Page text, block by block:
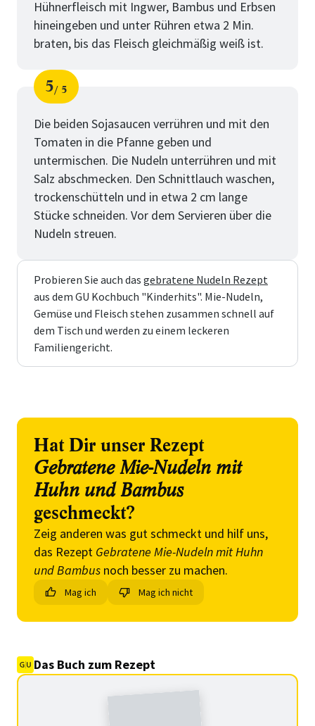
Hühnerfleisch mit Ingwer, Bambus und Erbsen
hineingeben und unter Rühren etwa 2 Min.
braten, bis das Fleisch gleichmäßig weiß ist.
Schritt
5
von
5
Die beiden Sojasaucen verrühren und mit den
Tomaten in die Pfanne geben und
untermischen. Die Nudeln unterrühren und mit
Salz abschmecken. Den Schnittlauch waschen,
trockenschütteln und in etwa 2 cm lange
Stücke schneiden. Vor dem Servieren über die
Nudeln streuen.
Probieren Sie auch das gebratene Nudeln Rezept
aus dem GU Kochbuch "Kinderhits". Mie-Nudeln,
Gemüse und Fleisch stehen zusammen schnell auf
dem Tisch und werden zu einem leckeren
Familiengericht.
Hat Dir unser Rezept
Gebratene Mie-Nudeln mit
Huhn und Bambus
geschmeckt?
Zeig anderen was gut schmeckt und hilf uns,
das Rezept Gebratene Mie-Nudeln mit Huhn
und Bambus noch besser zu machen.
Mag ich Mag ich nicht
Das Buch zum Rezept